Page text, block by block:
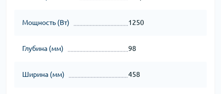
Мощность (Вт) 1250
Глубина (мм) 98
Ширина (мм) 458